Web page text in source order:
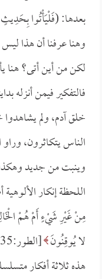
بعدها: (فَلْيَأْتُوا
وهنا عرفنا أن هذا
لكن من أين أتى؟ هنا
فالتفكير فيمن أنزله
خلق آدم، ولم
الناس يتكاثرون،
وينبت من جديد
اللحظة إنكار
مِنْ غَيْرِ شَيْءٍ أَمْ هُمْ
لا يُوقِنُونَ [الطور:35-36].
هذه ثلاثة أفكار